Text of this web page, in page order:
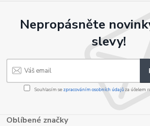
Nepropásněte
slevy!
Souhlasím se zpracováním osobních údajůza účelem
Oblíbené značky